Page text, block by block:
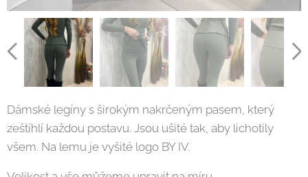
Dámské legíny s širokým nakrčeným pasem, který
zeštíhlí každou postavu. Jsou ušité tak, aby lichotily
všem. Na lemu je vyšité logo BY IV.